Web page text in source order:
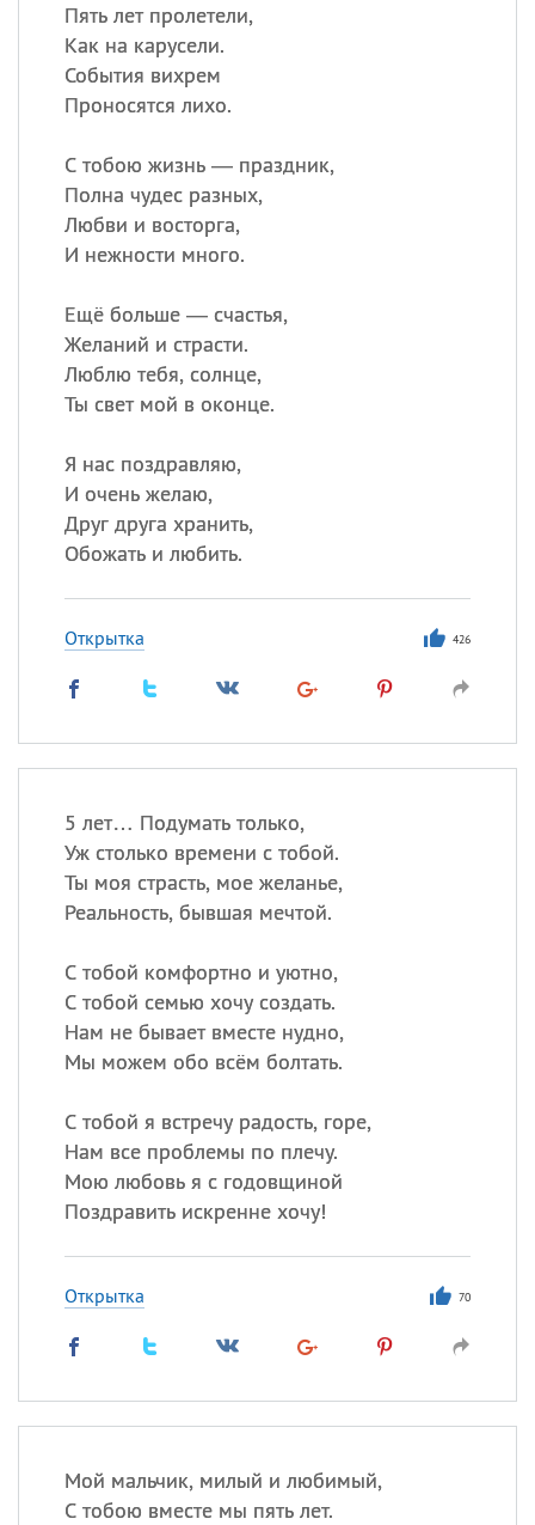
Пять лет пролетели,
Как на карусели.
События вихрем
Проносятся лихо.
С тобою жизнь — праздник,
Полна чудес разных,
Любви и восторга,
И нежности много.
Ещё больше — счастья,
Желаний и страсти.
Люблю тебя, солнце,
Ты свет мой в оконце.
Я нас поздравляю,
И очень желаю,
Друг друга хранить,
Обожать и любить.
Открытка 426
5 лет… Подумать только,
Уж столько времени с тобой.
Ты моя страсть, мое желанье,
Реальность, бывшая мечтой.
С тобой комфортно и уютно,
С тобой семью хочу создать.
Нам не бывает вместе нудно,
Мы можем обо всём болтать.
С тобой я встречу радость, горе,
Нам все проблемы по плечу.
Мою любовь я с годовщиной
Поздравить искренне хочу!
Открытка 70
Мой мальчик, милый и любимый,
С тобою вместе мы пять лет.